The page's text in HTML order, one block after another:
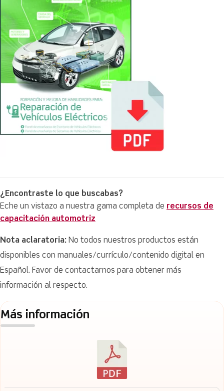
¿Encontraste lo que buscabas?
Eche un vistazo a nuestra gama completa de recursos de
capacitación automotriz
Nota aclaratoria: No todos nuestros productos están
disponibles con manuales/currículo/contenido digital en
Español. Favor de contactarnos para obtener más
información al respecto.
Más información